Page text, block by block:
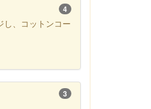
4
し、コットンコー
3